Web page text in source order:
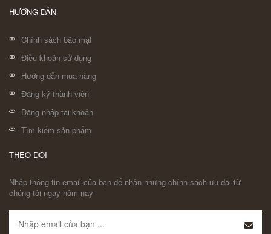
HƯỚNG DẪN
Chính sách bảo mật
Điều khoản sử dụng
Hướng dẫn mua hàng
Đăng ký thành viên
Đăng nhập tài khoản
Tìm kiếm sản phẩm
THEO DÕI
Nhập thông tin email của bạn để nhận những chính sách ưu đãi từ
chúng tôi ngay hôm nay